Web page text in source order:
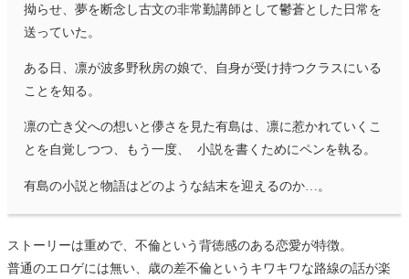
拗らせ、夢を断念し古文の非常勤講師として鬱蒼とした日常を
送っていた。
ある日、凛が波多野秋房の娘で、自身が受け持つクラスにいる
ことを知る。
凛の亡き父への想いと儚さを見た有島は、凛に惹かれていくこ
とを自覚しつつ、もう一度、 小説を書くためにペンを執る。
有島の小説と物語はどのような結末を迎えるのか…。
ストーリーは重めで、不倫という背徳感のある恋愛が特徴。
普通のエロゲには無い、歳の差不倫というキワキワな路線の話が楽